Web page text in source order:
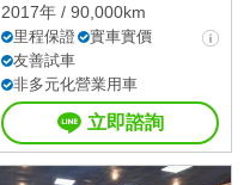
2017年 / 90,000km
里程保證
實車實價
友善試車
非多元化營業用車
立即諮詢